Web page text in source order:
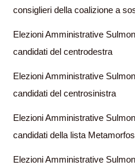
consiglieri della coalizione a
Elezioni Amministrative
candidati del centrodestra
Elezioni Amministrative
candidati del centrosinistra
Elezioni Amministrative
candidati della lista
Elezioni Amministrative